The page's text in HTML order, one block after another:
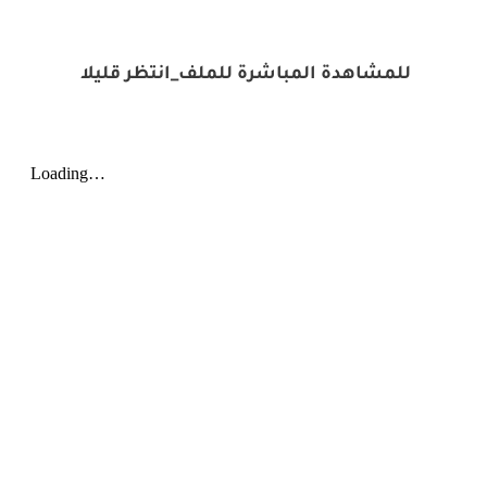
للمشاهدة المباشرة للملف_انتظر قليلا